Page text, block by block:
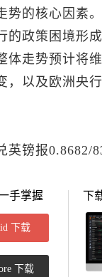
势的核心因素
的政策困境形
体走势预计将
，以及欧洲央
英镑报0.8682/
手掌握
下载
下载
下